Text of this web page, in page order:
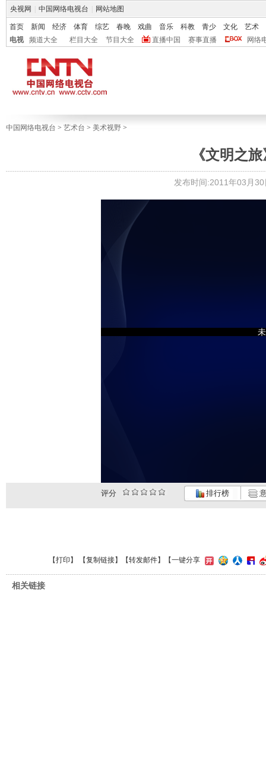
央视网 中国网络电视台 网站地图
首页 新闻 经济 体育 综艺 春晚 戏曲 音乐 科教 青少 文化
艺术
电视
频道大全 栏目大全 节目大全 直播中国 赛事直播 网络
中国网络电视台 > 艺术台 > 美术视野 >
《文明之
发布时间:2011年03月
评分 排行榜
【打印 】 【复制链接】【转发邮件】 【一键分享
相关链接